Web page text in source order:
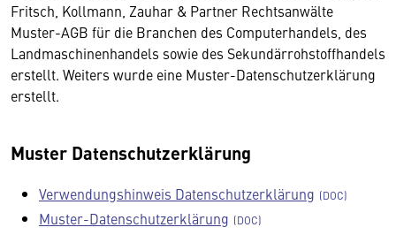
Fritsch, Kollmann, Zauhar & Partner Rechtsanwälte
Muster-AGB für die Branchen des Computerhandels, des
Landmaschinenhandels sowie des Sekundärrohstoffhandels
erstellt. Weiters wurde eine Muster-Datenschutzerklärung
erstellt.
Muster Datenschutzerklärung
Verwendungshinweis Datenschutzerklärung
Muster-Datenschutzerklärung